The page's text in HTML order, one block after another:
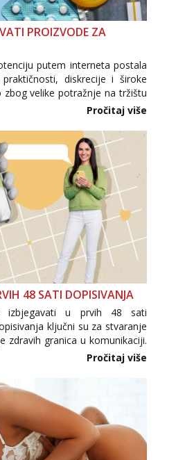
PROIZVODE ZA
putem interneta postala
diskrecije i široke
velike potražnje na tržištu
proizvodi, nepouzdane
nepoznatog podrijetla. ...
Pročitaj više
48 SATI DOPISIVANJA
izbjegavati u prvih 48 sati
ključni su za stvaranje
zdravih granica u komunikaciji.
otkrivanje osobnih ili intimnih
osoba još nije zaslužila to
Pročitaj više